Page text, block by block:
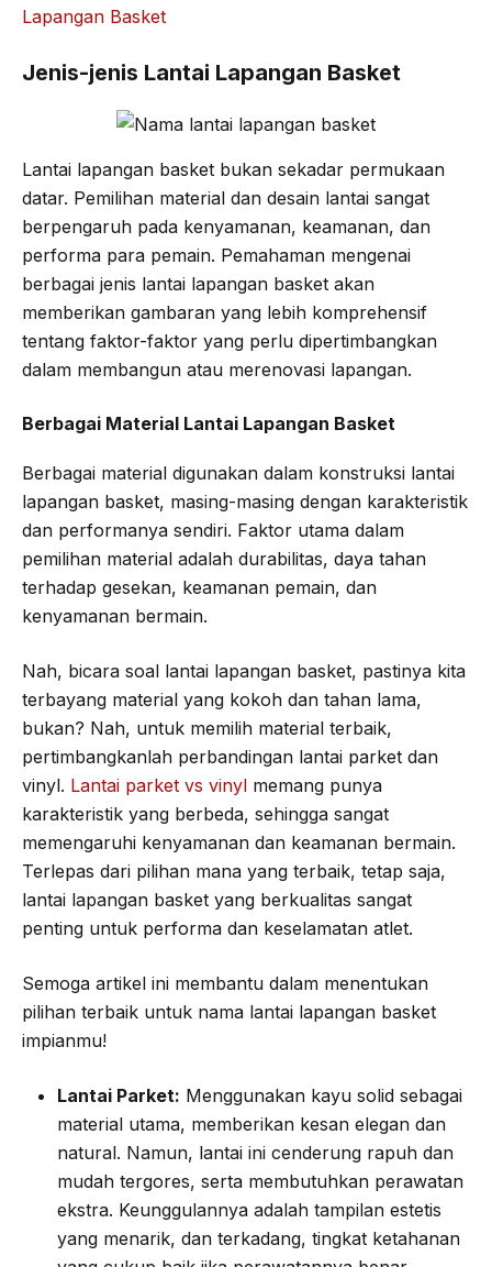
Lapangan Basket
Jenis-jenis Lantai Lapangan Basket
Lantai lapangan basket bukan sekadar permukaan
datar. Pemilihan material dan desain lantai sangat
berpengaruh pada kenyamanan, keamanan, dan
performa para pemain. Pemahaman mengenai
berbagai jenis lantai lapangan basket akan
memberikan gambaran yang lebih komprehensif
tentang faktor-faktor yang perlu dipertimbangkan
dalam membangun atau merenovasi lapangan.
Berbagai Material Lantai Lapangan Basket
Berbagai material digunakan dalam konstruksi lantai
lapangan basket, masing-masing dengan karakteristik
dan performanya sendiri. Faktor utama dalam
pemilihan material adalah durabilitas, daya tahan
terhadap gesekan, keamanan pemain, dan
kenyamanan bermain.
Nah, bicara soal lantai lapangan basket, pastinya kita
terbayang material yang kokoh dan tahan lama,
bukan? Nah, untuk memilih material terbaik,
pertimbangkanlah perbandingan lantai parket dan
vinyl. Lantai parket vs vinyl memang punya
karakteristik yang berbeda, sehingga sangat
memengaruhi kenyamanan dan keamanan bermain.
Terlepas dari pilihan mana yang terbaik, tetap saja,
lantai lapangan basket yang berkualitas sangat
penting untuk performa dan keselamatan atlet.
Semoga artikel ini membantu dalam menentukan
pilihan terbaik untuk nama lantai lapangan basket
impianmu!
Lantai Parket: Menggunakan kayu solid sebagai
material utama, memberikan kesan elegan dan
natural. Namun, lantai ini cenderung rapuh dan
mudah tergores, serta membutuhkan perawatan
ekstra. Keunggulannya adalah tampilan estetis
yang menarik, dan terkadang, tingkat ketahanan